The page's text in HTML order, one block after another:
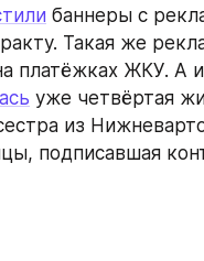
баннеры с
Такая же
платёжках ЖКУ. А
уже четвёртая
из
подписавшая